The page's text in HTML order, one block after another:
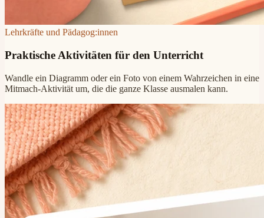
Lehrkräfte und Pädagog:innen
Praktische Aktivitäten für den Unterricht
Wandle ein Diagramm oder ein Foto von einem Wahrzeichen in eine
Mitmach-Aktivität um, die die ganze Klasse ausmalen kann.